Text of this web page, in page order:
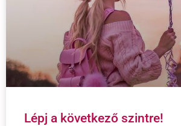
Lépj a következő szintre!